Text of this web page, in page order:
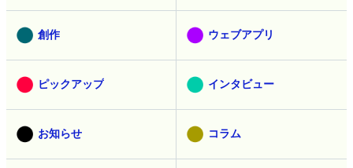
創作 ウェブアプリ
ピックアップ インタビュー
お知らせ コラム